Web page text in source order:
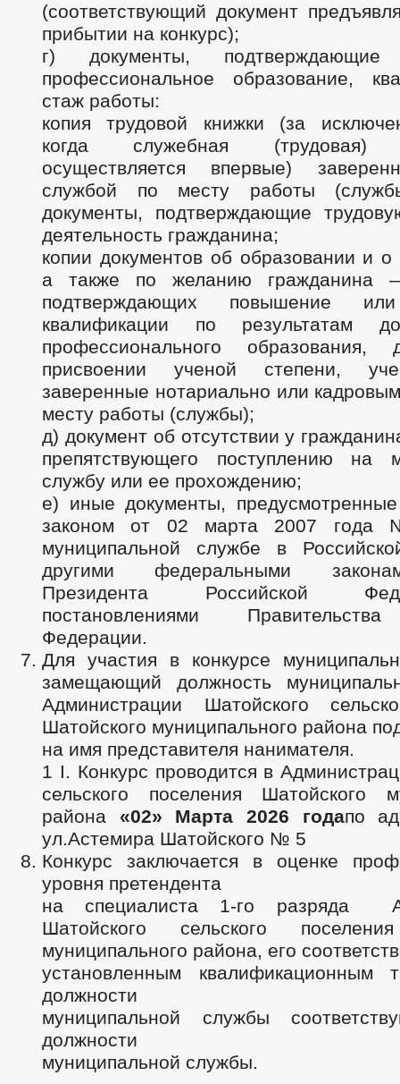
(соответствующий документ
прибытии на конкурс);
г) документы, подтверждающие
профессиональное образование,
стаж работы:
копия трудовой книжки (за
когда служебная (трудовая)
осуществляется впервые)
службой по месту работы
документы, подтверждающие
деятельность гражданина;
копии документов об образовании и о
а также по желанию гражданина
подтверждающих повышение
квалификации по результатам
профессионального образования,
присвоении ученой степени,
заверенные нотариально или
месту работы (службы);
д) документ об отсутствии у
препятствующего поступлению на
службу или ее прохождению;
е) иные документы,
законом от 02 марта 2007
муниципальной службе в
другими федеральными
Президента Российской
постановлениями
Федерации.
Для участия в конкурсе
замещающий должность
Администрации Шатойского
Шатойского муниципального района
на имя представителя нанимателя.
1 I. Конкурс проводится в
сельского поселения Шатойского
района «02» Марта 2026 годапо
ул.Астемира Шатойского № 5
Конкурс заключается в оценке
уровня претендента
на специалиста 1-го разряда
Шатойского сельского
муниципального района, его
установленным квалификационным
должности
муниципальной службы
должности
муниципальной службы.